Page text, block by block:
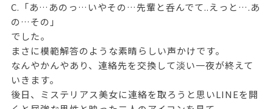
C.「あ…あのっ…いやその…先輩と呑んでて..えっと….あ
の…その」
でした。
まさに模範解答のような素晴らしい声かけです。
なんやかんやあり、連絡先を交換して淡い一夜が終えて
いきます。
後日、ミステリアス美女に連絡を取ろうと思いLINEを開